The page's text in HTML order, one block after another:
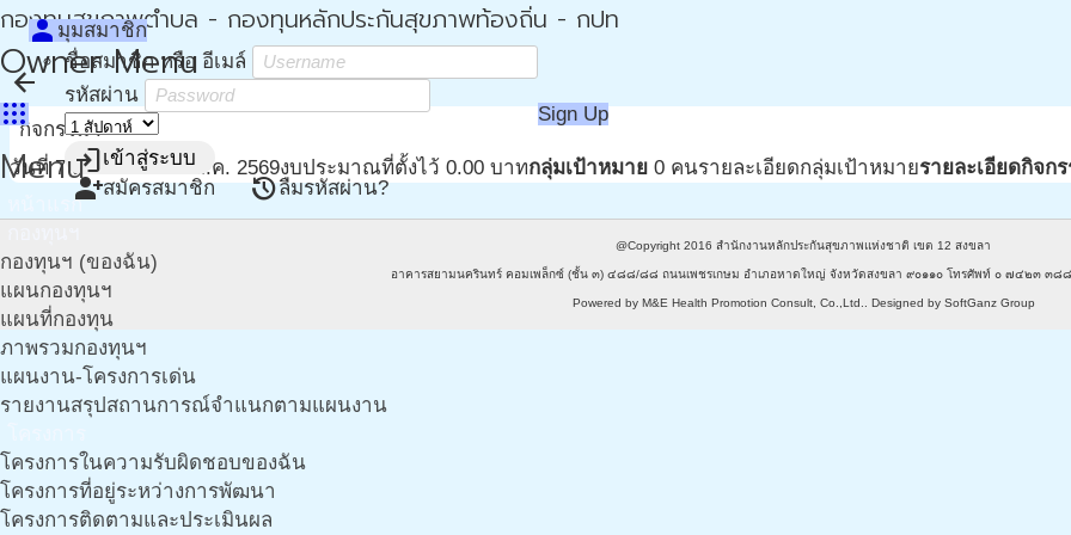
กองทุนสุขภาพตำบล - กองทุนหลักประกันสุขภาพท้องถิ่น - กปท
Owner Menu
apps
person มุมสมาชิก
ชื่อสมาชิก หรือ อีเมล์
รหัสผ่าน
loginเข้าสู่ระบบ
person_addสมัครสมาชิก restoreลืมรหัสผ่าน?
Sign Up
Menu
หน้าแรก
กองทุนฯ (ของฉัน)
แผนกองทุนฯ
แผนที่กองทุน
ภาพรวมกองทุนฯ
แผนงาน-โครงการเด่น
รายงานสรุปสถานการณ์จำแนกตามแผนงาน
โครงการในความรับผิดชอบของฉัน
โครงการที่อยู่ระหว่างการพัฒนา
โครงการติดตามและประเมินผล
arrow_back
กิจกรรม :
วันที่ 7 ส.ค. 2569 - 7 ส.ค. 2569งบประมาณที่ตั้งไว้ 0.00 บาทกลุ่มเป้าหมาย 0 คนรายละเอียดกลุ่มเป้าหมายรายละเอียดกิจก
@Copyright 2016 สำนักงานหลักประกันสุขภาพแห่งชาติ เขต 12 สงขลา
อาคารสยามนครินทร์ คอมเพล็กซ์ (ชั้น ๓) ๔๘๘/๘๘ ถนนเพชรเกษม อำเภอหาดใหญ่ จังหวัดสงขลา ๙๐๑๑๐ โทรศัพท์ ๐ ๗๔๒๓ ๓
Powered by M&E Health Promotion Consult, Co.,Ltd. . Designed by SoftGanz Group